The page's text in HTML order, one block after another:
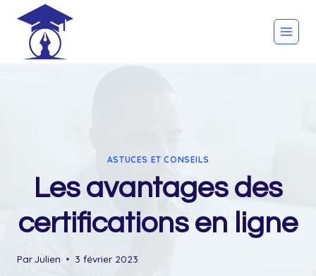
content
ASTUCES ET CONSEILS
Les avantages des
certifications en ligne
ParJulien 3 février 2023